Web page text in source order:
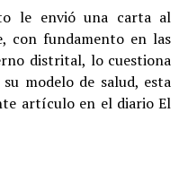
le envió una carta al
con fundamento en las
distrital, lo cuestiona
modelo de salud, esta
artículo en el diario El